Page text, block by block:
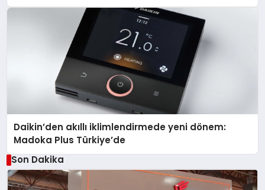
Daikin’den akıllı iklimlendirmede yeni dönem:
Madoka Plus Türkiye’de
Son Dakika